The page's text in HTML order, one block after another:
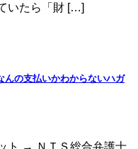
いたら「財 […]
んの支払いかわからないハガ